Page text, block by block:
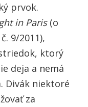
prvok.
in Paris(o
9/2011),
ktorý
deja a nemá
Divák niektoré
za